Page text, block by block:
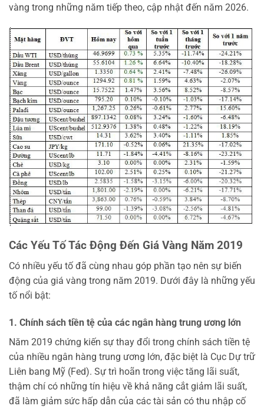
vàng trong những năm tiếp theo, cập nhật đến năm 2026.
Các Yếu Tố Tác Động Đến Giá Vàng Năm 2019
Có nhiều yếu tố đã cùng nhau góp phần tạo nên sự biến
động của giá vàng trong năm 2019. Dưới đây là những yếu
tố nổi bật:
1. Chính sách tiền tệ của các ngân hàng trung ương lớn
Năm 2019 chứng kiến sự thay đổi trong chính sách tiền tệ
của nhiều ngân hàng trung ương lớn, đặc biệt là Cục Dự trữ
Liên bang Mỹ (Fed). Sự trì hoãn trong việc tăng lãi suất,
thậm chí có những tín hiệu về khả năng cắt giảm lãi suất,
đã làm giảm sức hấp dẫn của các tài sản có thu nhập cố